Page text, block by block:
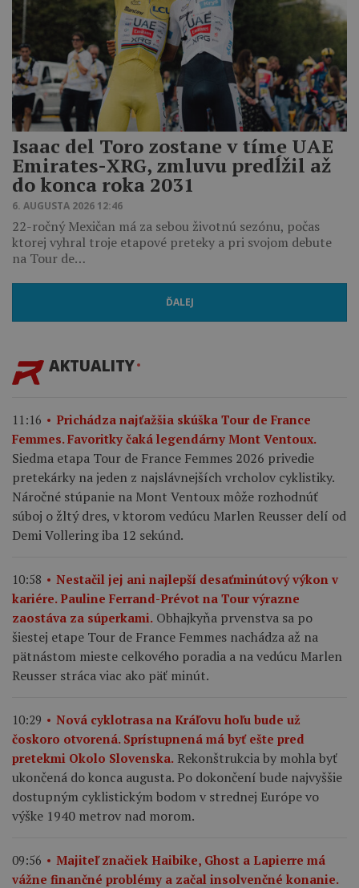
Isaac del Toro zostane v tíme UAE
Emirates-XRG, zmluvu predĺžil až
do konca roka 2031
6. AUGUSTA 2026 12:46
22-ročný Mexičan má za sebou životnú sezónu, počas
ktorej vyhral troje etapové preteky a pri svojom debute
na Tour de…
ĎALEJ
AKTUALITY
11:16
Prichádza najťažšia skúška Tour de France
Femmes. Favoritky čaká legendárny Mont Ventoux.
Siedma etapa Tour de France Femmes 2026 privedie
pretekárky na jeden z najslávnejších vrcholov cyklistiky.
Náročné stúpanie na Mont Ventoux môže rozhodnúť
súboj o žltý dres, v ktorom vedúcu Marlen Reusser delí od
Demi Vollering iba 12 sekúnd.
10:58
Nestačil jej ani najlepší desaťminútový výkon v
kariére. Pauline Ferrand-Prévot na Tour výrazne
zaostáva za súperkami. Obhajkyňa prvenstva sa po
šiestej etape Tour de France Femmes nachádza až na
pätnástom mieste celkového poradia a na vedúcu Marlen
Reusser stráca viac ako päť minút.
10:29
Nová cyklotrasa na Kráľovu hoľu bude už
čoskoro otvorená. Sprístupnená má byť ešte pred
pretekmi Okolo Slovenska. Rekonštrukcia by mohla byť
ukončená do konca augusta. Po dokončení bude najvyššie
dostupným cyklistickým bodom v strednej Európe vo
výške 1940 metrov nad morom.
09:56
Majiteľ značiek Haibike, Ghost a Lapierre má
vážne finančné problémy a začal insolvenčné konanie.